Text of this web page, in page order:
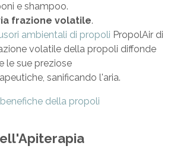
e shampoo.
frazione volatile.
ambientali di propoli PropolAir di
volatile della propoli diffonde
le sue preziose
sanificando l'aria.
della propoli